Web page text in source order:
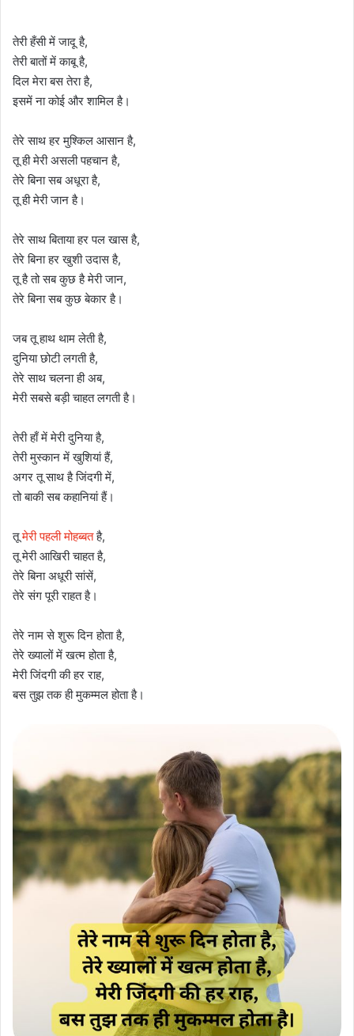
तेरी हँसी में जादू है,
तेरी बातों में काबू है,
दिल मेरा बस तेरा है,
इसमें ना कोई और शामिल है।
तेरे साथ हर मुश्किल आसान है,
तू ही मेरी असली पहचान है,
तेरे बिना सब अधूरा है,
तू ही मेरी जान है।
तेरे साथ बिताया हर पल खास है,
तेरे बिना हर खुशी उदास है,
तू है तो सब कुछ है मेरी जान,
तेरे बिना सब कुछ बेकार है।
जब तू हाथ थाम लेती है,
दुनिया छोटी लगती है,
तेरे साथ चलना ही अब,
मेरी सबसे बड़ी चाहत लगती है।
तेरी हाँ में मेरी दुनिया है,
तेरी मुस्कान में खुशियां हैं,
अगर तू साथ है जिंदगी में,
तो बाकी सब कहानियां हैं।
तूमेरी पहली मोहब्बतहै,
तू मेरी आखिरी चाहत है,
तेरे बिना अधूरी सांसें,
तेरे संग पूरी राहत है।
तेरे नाम से शुरू दिन होता है,
तेरे ख्यालों में खत्म होता है,
मेरी जिंदगी की हर राह,
बस तुझ तक ही मुकम्मल होता है।